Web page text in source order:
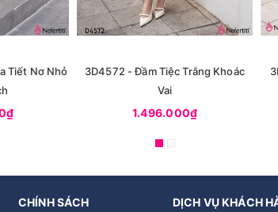
Tiết Nơ Nhỏ
3D4572 - Đầm Tiệc Trắng Khoác
Vai
1.496.000₫
CHÍNH SÁCH DỊCH VỤ KHÁCH